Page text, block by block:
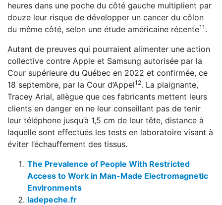
heures dans une poche du côté gauche multiplient par
douze leur risque de développer un cancer du côlon
du même côté, selon une étude américaine récente11 .
Autant de preuves qui pourraient alimenter une action
collective contre Apple et Samsung autorisée par la
Cour supérieure du Québec en 2022 et confirmée, ce
18 septembre, par la Cour d’Appel12. La plaignante,
Tracey Arial, allègue que ces fabricants mettent leurs
clients en danger en ne leur conseillant pas de tenir
leur téléphone jusqu’à 1,5 cm de leur tête, distance à
laquelle sont effectués les tests en laboratoire visant à
éviter l’échauffement des tissus.
The Prevalence of People With Restricted
Access to Work in Man-Made Electromagnetic
Environments
ladepeche.fr